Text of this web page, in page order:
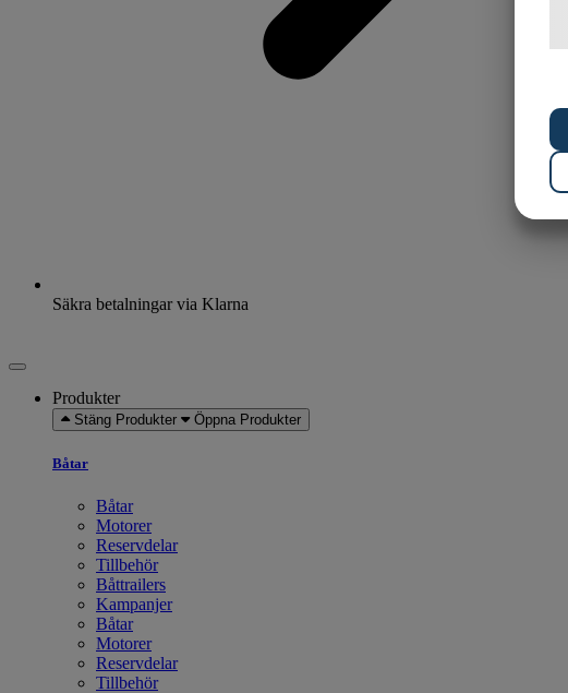
Säkra betalningar via Klarna
Produkter
Stäng Produkter Öppna Produkter
Båtar
Båtar
Motorer
Reservdelar
Tillbehör
Båttrailers
Kampanjer
Båtar
Motorer
Reservdelar
Tillbehör